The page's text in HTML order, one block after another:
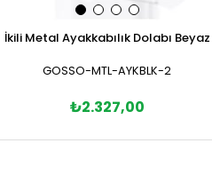
İkili Metal Ayakkabılık Dolabı Beyaz
GOSSO-MTL-AYKBLK-2
₺2.327,00